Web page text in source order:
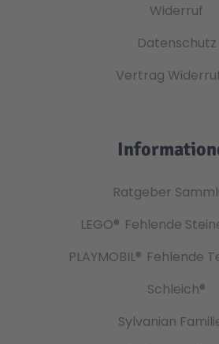
Widerruf
Datenschutz
Vertrag
Ratgeber
LEGO® Fehlende
PLAYMOBIL® Fehlende
Schleich®
Sylvanian